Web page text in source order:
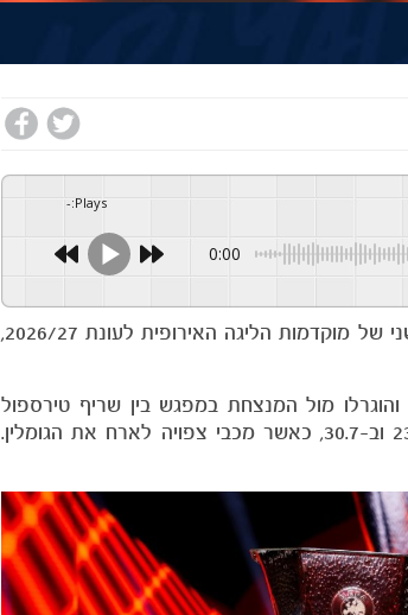
Plays
:
-
0:00
המסורת האירופית של מכבי נמשכת, היום (רביעי) גילינו מה מצפה לנו בסיבוב השני של מוקדמות הליגה האירופית לעונת 2026/27,
מול המנצחת במפגש בין שריף טירספול
(מולדובה) לאלומיניי (סלובניה). המשחקים ייערכו במהלך חודש יולי בתאריכים 23.7 וב-30.7, כאשר מכבי צפויה לארח את הגומלין.